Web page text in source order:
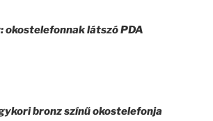
okostelefonnak látszó PDA
bronz színű okostelefonja